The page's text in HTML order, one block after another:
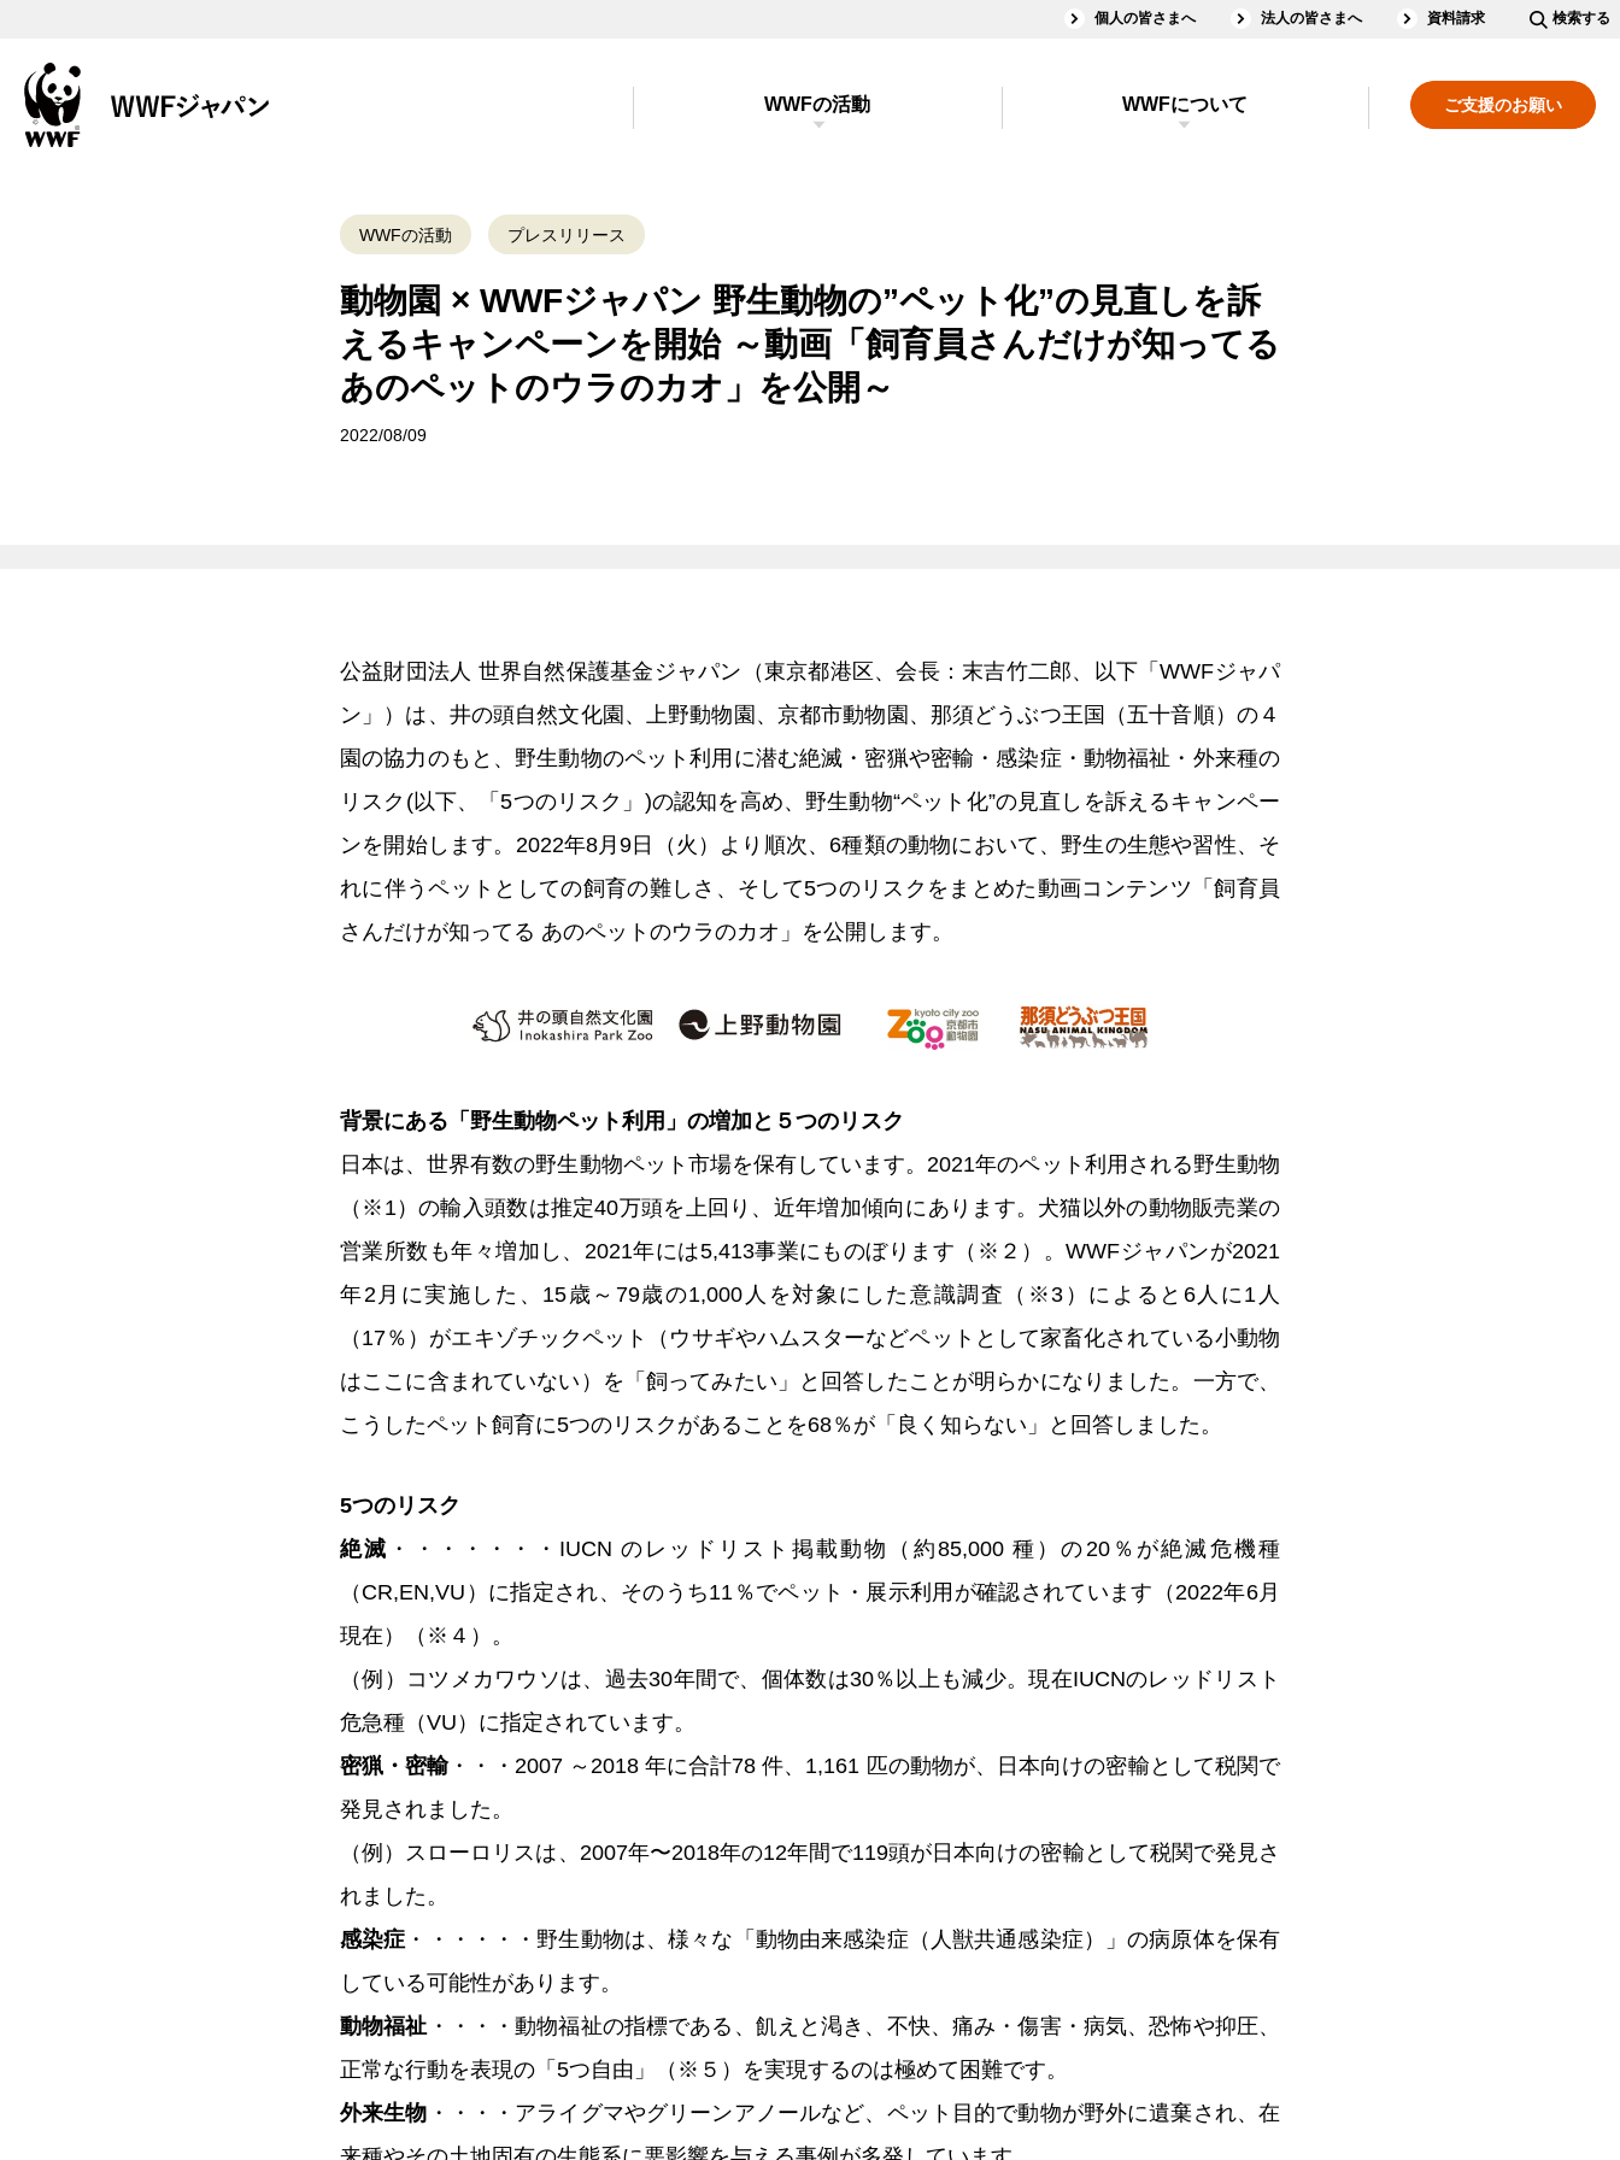
個人の皆さまへ 法人の皆さまへ 資料請求 検索する
ご支援のお願い
WWFの活動 WWFについて
WWFの活動 プレスリリース
動物園 × WWFジャパン 野生動物の”ペット化”の見直しを訴
えるキャンペーンを開始 ～動画「飼育員さんだけが知ってる
あのペットのウラのカオ」を公開～
2022/08/09
公益財団法人 世界自然保護基金ジャパン（東京都港区、会長：末吉竹二郎、以下「WWFジャパ
ン」）は、井の頭自然文化園、上野動物園、京都市動物園、那須どうぶつ王国（五十音順）の４
園の協力のもと、野生動物のペット利用に潜む絶滅・密猟や密輸・感染症・動物福祉・外来種の
リスク(以下、「5つのリスク」)の認知を高め、野生動物“ペット化”の見直しを訴えるキャンペー
ンを開始します。2022年8月9日（火）より順次、6種類の動物において、野生の生態や習性、そ
れに伴うペットとしての飼育の難しさ、そして5つのリスクをまとめた動画コンテンツ「飼育員
さんだけが知ってる あのペットのウラのカオ」を公開します。
背景にある「野生動物ペット利用」の増加と５つのリスク
日本は、世界有数の野生動物ペット市場を保有しています。2021年のペット利用される野生動物
（※1）の輸入頭数は推定40万頭を上回り、近年増加傾向にあります。犬猫以外の動物販売業の
営業所数も年々増加し、2021年には5,413事業にものぼります（※２）。WWFジャパンが2021
年2月に実施した、15歳～79歳の1,000人を対象にした意識調査（※3）によると6人に1人
（17％）がエキゾチックペット（ウサギやハムスターなどペットとして家畜化されている小動物
はここに含まれていない）を「飼ってみたい」と回答したことが明らかになりました。一方で、
こうしたペット飼育に5つのリスクがあることを68％が「良く知らない」と回答しました。
5つのリスク
絶滅 ・・・・・・・IUCN のレッドリスト掲載動物（約85,000 種）の20％が絶滅危機種
（CR,EN,VU）に指定され、そのうち11％でペット・展示利用が確認されています（2022年6月
現在）（※４）。
（例）コツメカワウソは、過去30年間で、個体数は30％以上も減少。現在IUCNのレッドリスト
危急種（VU）に指定されています。
密猟・密輸・・・2007 ～2018 年に合計78 件、1,161 匹の動物が、日本向けの密輸として税関で
発見されました。
（例）スローロリスは、2007年〜2018年の12年間で119頭が日本向けの密輸として税関で発見さ
れました。
感染症 ・・・・・・野生動物は、様々な「動物由来感染症（人獣共通感染症）」の病原体を保有
している可能性があります。
動物福祉・・・・動物福祉の指標である、飢えと渇き、不快、痛み・傷害・病気、恐怖や抑圧、
正常な行動を表現の「5つ自由」（※５）を実現するのは極めて困難です。
外来生物 ・・・・アライグマやグリーンアノールなど、ペット目的で動物が野外に遺棄され、在